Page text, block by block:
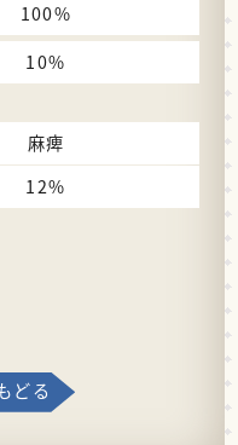
100%
10%
麻痺
12%
どる